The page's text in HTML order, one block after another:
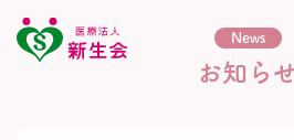
News
お知ら